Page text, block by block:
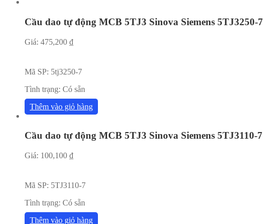
Cầu dao tự động MCB 5TJ3 Sinova Siemens 5TJ3250-7
Giá: 475,200 ₫
Mã SP: 5tj3250-7
Tình trạng: Có sẵn
Thêm vào giỏ hàng
Cầu dao tự động MCB 5TJ3 Sinova Siemens 5TJ3110-7
Giá: 100,100 ₫
Mã SP: 5TJ3110-7
Tình trạng: Có sẵn
Thêm vào giỏ hàng